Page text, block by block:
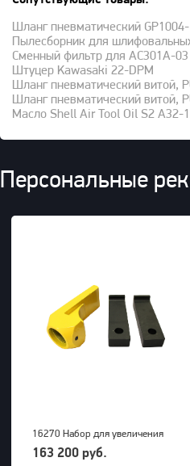
Шланг пневматический
Пылесборник для
Сменный фильтр для AC301A-03
Штуцер Kawasaki 22-DPM
Шланг пневматический витой,
Шланг пневматический витой,
Масло Shell Air Tool Oil S2 A32-
Персональные
16270 Набор для увеличения
радиуса снятия покрышек для
163 200 руб.